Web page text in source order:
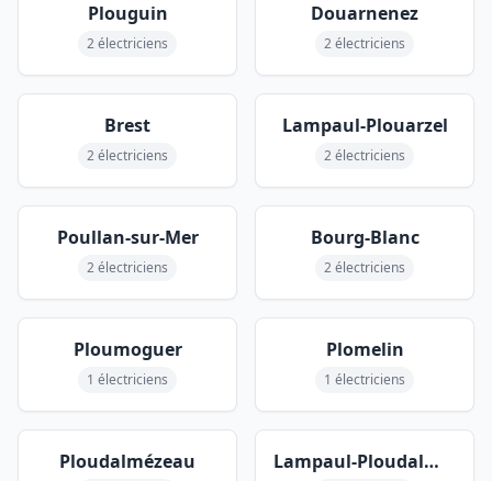
Plouguin
2 électriciens
Douarnenez
2 électriciens
Brest
2 électriciens
Lampaul-Plouarzel
2 électriciens
Poullan-sur-Mer
2 électriciens
Bourg-Blanc
2 électriciens
Ploumoguer
1 électriciens
Plomelin
1 électriciens
Ploudalmézeau Lampaul-Ploudalmézeau